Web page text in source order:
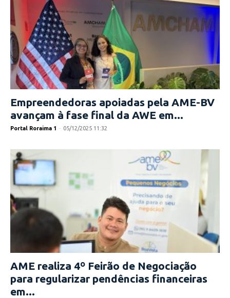
Empreendedoras apoiadas pela AME-BV
avançam à fase final da AWE em...
Portal Roraima 1 - 05/12/2025 11:32
AME realiza 4º Feirão de Negociação
para regularizar pendências financeiras
em...